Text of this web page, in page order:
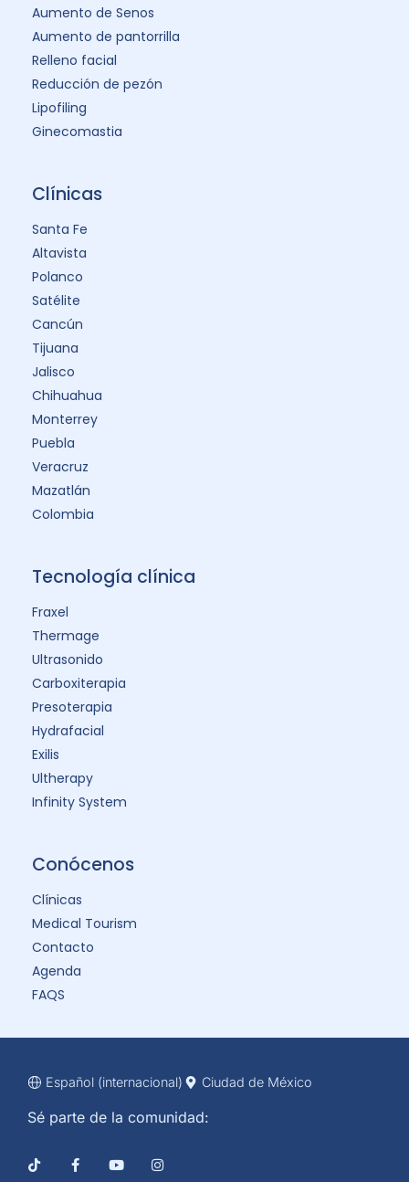
Aumento de Senos
Aumento de pantorrilla
Relleno facial
Reducción de pezón
Lipofiling
Ginecomastia
Clínicas
Santa Fe
Altavista
Polanco
Satélite
Cancún
Tijuana
Jalisco
Chihuahua
Monterrey
Puebla
Veracruz
Mazatlán
Colombia
Tecnología clínica
Fraxel
Thermage
Ultrasonido
Carboxiterapia
Presoterapia
Hydrafacial
Exilis
Ultherapy
Infinity System
Conócenos
Clínicas
Medical Tourism
Contacto
Agenda
FAQS
Español (internacional) Ciudad de México
Sé parte de la comunidad: